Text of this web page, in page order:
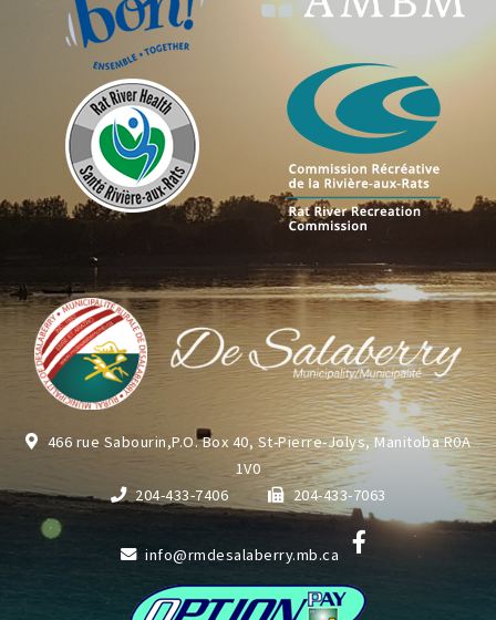
466 rue Sabourin,P.O. Box 40, St-Pierre-Jolys, Manitoba R0A
1V0
204-433-7406
204-433-7063
info@rmdesalaberry.mb.ca